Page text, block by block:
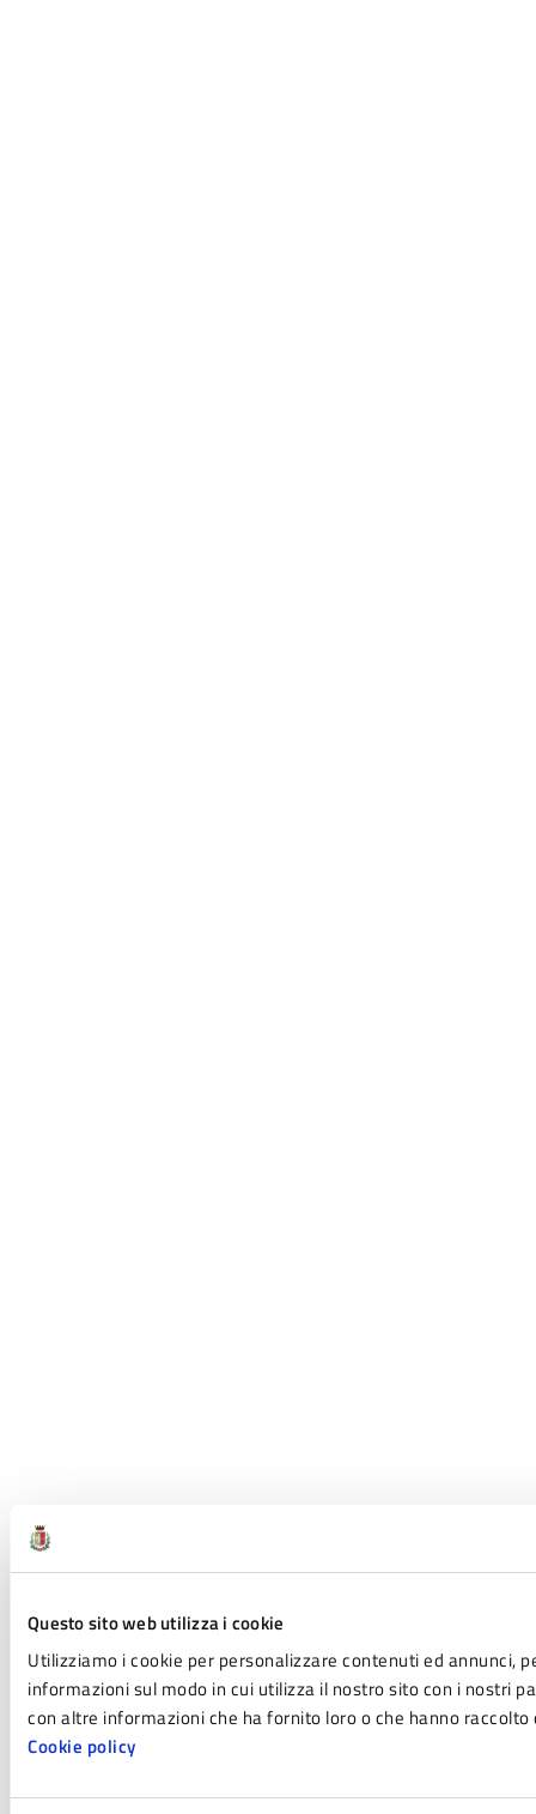
Questo sito web utilizza i cookie
Utilizziamo i cookie per personalizzare contenuti ed annunci,
informazioni sul modo in cui utilizza il nostro sito con i nostri
con altre informazioni che ha fornito loro o che hanno
Cookie policy